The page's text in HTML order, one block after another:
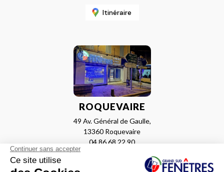
Itinéraire
ROQUEVAIRE
49 Av. Général de Gaulle,
13360 Roquevaire
04 86 68 22 90